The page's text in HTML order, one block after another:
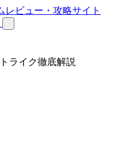
ライク徹底解説